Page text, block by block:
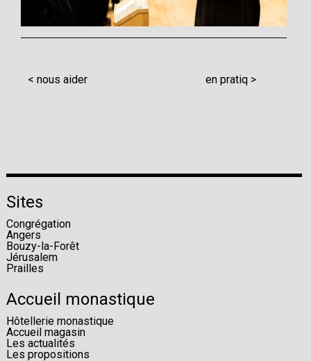
< nous aider en pratiq >
Sites
Congrégation
Angers
Bouzy-la-Forêt
Jérusalem
Prailles
Accueil monastique
Hôtellerie monastique
Accueil magasin
Les actualités
Les propositions